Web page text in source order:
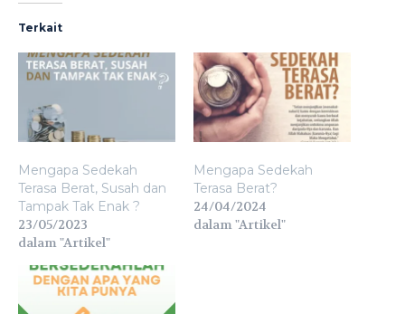
Terkait
Mengapa Sedekah
Terasa Berat, Susah dan
Tampak Tak Enak ?
23/05/2023
dalam "Artikel"
Mengapa Sedekah
Terasa Berat?
24/04/2024
dalam "Artikel"